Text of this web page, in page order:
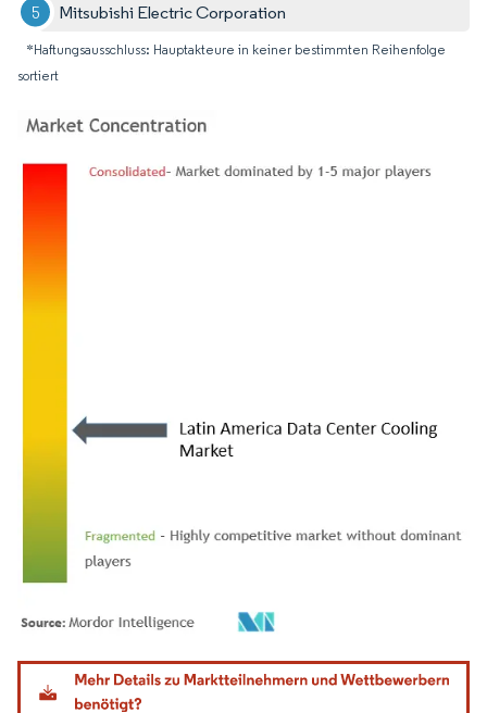
Mitsubishi Electric Corporation
*Haftungsausschluss: Hauptakteure in keiner bestimmten Reihenfolge
sortiert
Bild © Mordor Intelligence. Wiederverwendung erfordert Namensnennung gemäß